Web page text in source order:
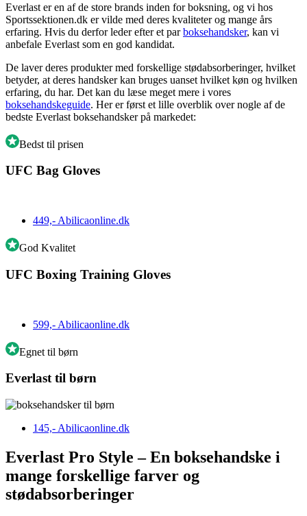
Everlast er en af de store brands inden for boksning, og vi hos
Sportssektionen.dk er vilde med deres kvaliteter og mange års
erfaring. Hvis du derfor leder efter et parboksehandsker, kan vi
anbefale Everlast som en god kandidat.
De laver deres produkter med forskellige stødabsorberinger, hvilket
betyder, at deres handsker kan bruges uanset hvilket køn og hvilken
erfaring, du har. Det kan du læse meget mere i vores
boksehandskeguide. Her er først et lille overblik over nogle af de
bedste Everlast boksehandsker på markedet:
Bedst til prisen
UFC Bag Gloves
449,- Abilicaonline.dk
God Kvalitet
UFC Boxing Training Gloves
599,- Abilicaonline.dk
Egnet til børn
Everlast til børn
145,- Abilicaonline.dk
Everlast Pro Style – En boksehandske i
mange forskellige farver og
stødabsorberinger